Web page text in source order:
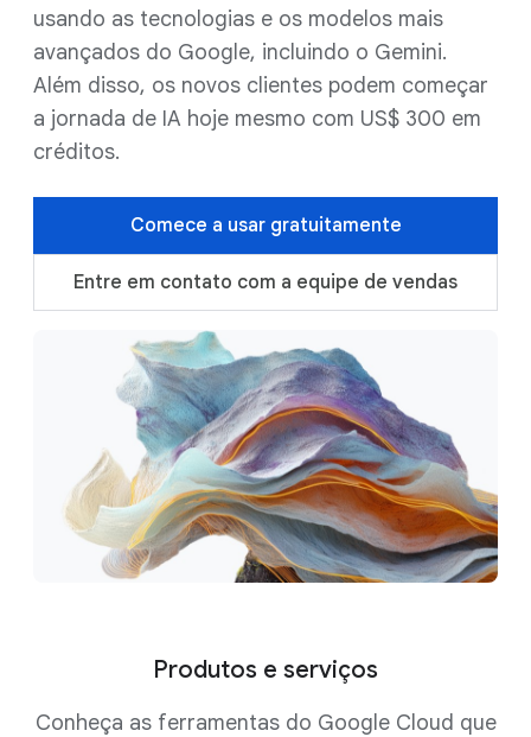
usando as tecnologias e os modelos mais
avançados do Google, incluindo o Gemini.
Além disso, os novos clientes podem começar
a jornada de IA hoje mesmo com US$ 300 em
créditos.
Comece a usar gratuitamente
Entre em contato com a equipe de vendas
Produtos e serviços
Conheça as ferramentas do Google Cloud que